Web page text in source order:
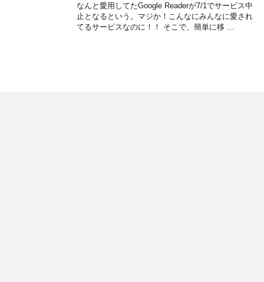
なんと愛用してたGoogle Readerが7/1でサービス中
止となるという。マジか！こんなにみんなに愛され
てるサービスなのに！！ そこで、簡単に移 …